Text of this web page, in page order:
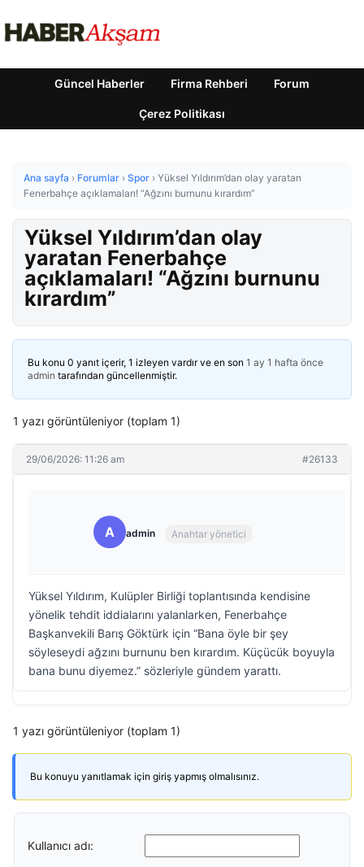
Güncel Haberler Firma Rehberi Forum
Çerez Politikası
Ana sayfa › Forumlar › Spor › Yüksel Yıldırım’dan olay yaratan
Fenerbahçe açıklamaları! “Ağzını burnunu kırardım”
Yüksel Yıldırım’dan olay
yaratan Fenerbahçe
açıklamaları! “Ağzını burnunu
kırardım”
Bu konu 0 yanıt içerir, 1 izleyen vardır ve en son 1 ay 1 hafta önce
admin tarafından güncellenmiştir.
1 yazı görüntüleniyor (toplam 1)
29/06/2026: 11:26 am #26133
A admin Anahtar yönetici
Yüksel Yıldırım, Kulüpler Birliği toplantısında kendisine
yönelik tehdit iddialarını yalanlarken, Fenerbahçe
Başkanvekili Barış Göktürk için “Bana öyle bir şey
söyleseydi ağzını burnunu ben kırardım. Küçücük boyuyla
bana bunu diyemez.” sözleriyle gündem yarattı.
1 yazı görüntüleniyor (toplam 1)
Bu konuyu yanıtlamak için giriş yapmış olmalısınız.
Kullanıcı adı: